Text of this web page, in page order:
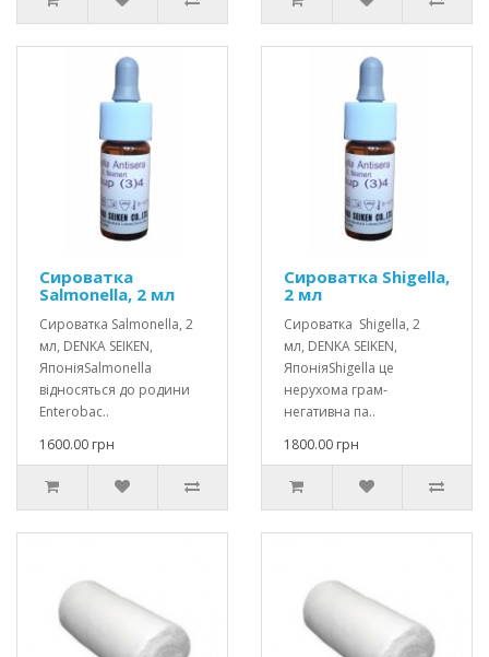
Сироватка
Salmonella, 2 мл
Сироватка Salmonella, 2
мл, DENKA SEIKEN,
ЯпоніяSalmonella
відносяться до родини
Enterobac..
1600.00 грн
Сироватка Shigella,
2 мл
Сироватка Shigella, 2
мл, DENKA SEIKEN,
ЯпоніяShigella це
нерухома грам-
негативна па..
1800.00 грн